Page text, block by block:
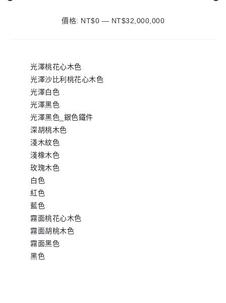
最
最
價格: NT$0 — NT$32,000,000
光澤桃花心木色
光澤沙比利桃花心木色
光澤白色
光澤黑色
光澤黑色_銀色鐵件
深胡桃木色
淺木紋色
淺橡木色
玫瑰木色
白色
紅色
藍色
霧面桃花心木色
霧面胡桃木色
霧面黑色
黑色